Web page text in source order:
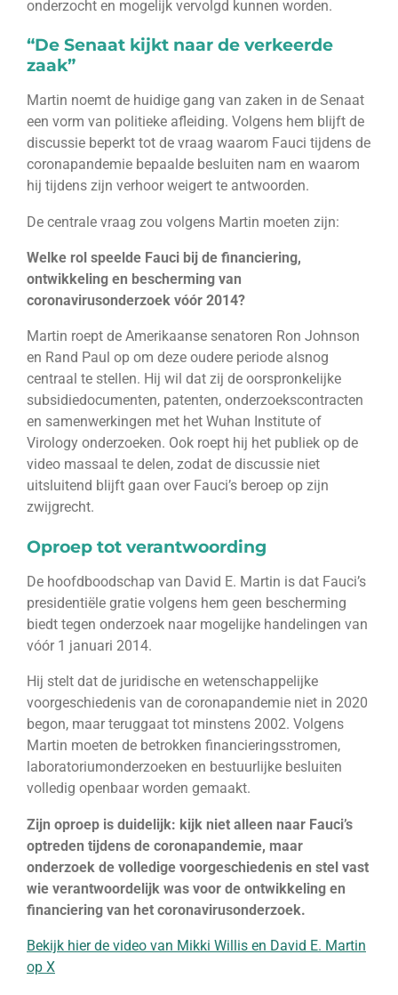
onderzocht en mogelijk vervolgd kunnen worden.
“De Senaat kijkt naar de verkeerde
zaak”
Martin noemt de huidige gang van zaken in de Senaat
een vorm van politieke afleiding. Volgens hem blijft de
discussie beperkt tot de vraag waarom Fauci tijdens de
coronapandemie bepaalde besluiten nam en waarom
hij tijdens zijn verhoor weigert te antwoorden.
De centrale vraag zou volgens Martin moeten zijn:
Welke rol speelde Fauci bij de financiering,
ontwikkeling en bescherming van
coronavirusonderzoek vóór 2014?
Martin roept de Amerikaanse senatoren Ron Johnson
en Rand Paul op om deze oudere periode alsnog
centraal te stellen. Hij wil dat zij de oorspronkelijke
subsidiedocumenten, patenten, onderzoekscontracten
en samenwerkingen met het Wuhan Institute of
Virology onderzoeken. Ook roept hij het publiek op de
video massaal te delen, zodat de discussie niet
uitsluitend blijft gaan over Fauci’s beroep op zijn
zwijgrecht.
Oproep tot verantwoording
De hoofdboodschap van David E. Martin is dat Fauci’s
presidentiële gratie volgens hem geen bescherming
biedt tegen onderzoek naar mogelijke handelingen van
vóór 1 januari 2014.
Hij stelt dat de juridische en wetenschappelijke
voorgeschiedenis van de coronapandemie niet in 2020
begon, maar teruggaat tot minstens 2002. Volgens
Martin moeten de betrokken financieringsstromen,
laboratoriumonderzoeken en bestuurlijke besluiten
volledig openbaar worden gemaakt.
Zijn oproep is duidelijk: kijk niet alleen naar Fauci’s
optreden tijdens de coronapandemie, maar
onderzoek de volledige voorgeschiedenis en stel vast
wie verantwoordelijk was voor de ontwikkeling en
financiering van het coronavirusonderzoek.
Bekijk hier de video van Mikki Willis en David E. Martin
op X